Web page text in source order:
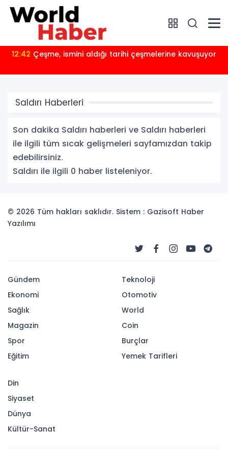
12:42 Çeşme, ismini aldığı tarihi çeşmelerine kavuşuyor
Saldırı Haberleri
Son dakika Saldırı haberleri ve Saldırı haberleri
ile ilgili tüm sıcak gelişmeleri sayfamızdan takip
edebilirsiniz.
Saldırı ile ilgili 0 haber listeleniyor.
© 2026 Tüm hakları saklıdır. Sistem : Gazisoft Haber
Yazılımı
Gündem
Ekonomi
Sağlık
Magazin
Spor
Eğitim
Teknoloji
Otomotiv
World
Coin
Burçlar
Yemek Tarifleri
Din
Siyaset
Dünya
Kültür-Sanat